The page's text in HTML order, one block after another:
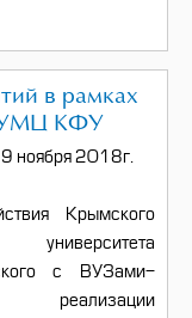
в рамках
РУМЦ КФУ
ноября 2018г.
Крымского
с ВУЗами-
реализации